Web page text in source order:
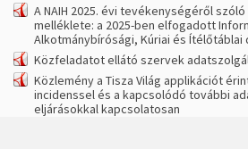
A NAIH 2025. évi tevékenységéről
melléklete: a 2025-ben elfogadott
Alkotmánybírósági, Kúriai és
Közfeladatot ellátó szervek
Közlemény a Tisza Világ applikációt
incidenssel és a kapcsolódó további
eljárásokkal kapcsolatosan